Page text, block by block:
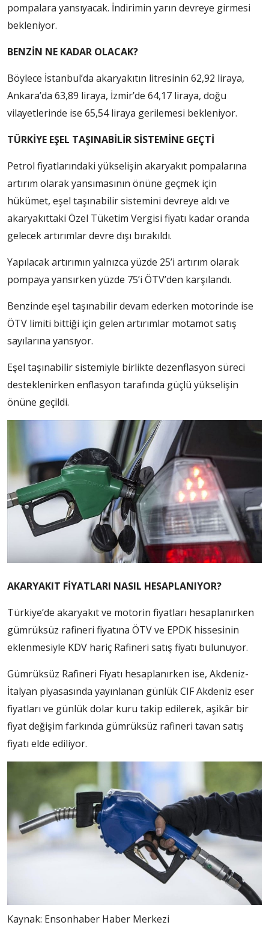
pompalara yansıyacak. İndirimin yarın devreye girmesi
bekleniyor.
BENZİN NE KADAR OLACAK?
Böylece İstanbul’da akaryakıtın litresinin 62,92 liraya,
Ankara’da 63,89 liraya, İzmir’de 64,17 liraya, doğu
vilayetlerinde ise 65,54 liraya gerilemesi bekleniyor.
TÜRKİYE EŞEL TAŞINABİLİR SİSTEMİNE GEÇTİ
Petrol fiyatlarındaki yükselişin akaryakıt pompalarına
artırım olarak yansımasının önüne geçmek için
hükümet, eşel taşınabilir sistemini devreye aldı ve
akaryakıttaki Özel Tüketim Vergisi fiyatı kadar oranda
gelecek artırımlar devre dışı bırakıldı.
Yapılacak artırımın yalnızca yüzde 25’i artırım olarak
pompaya yansırken yüzde 75’i ÖTV’den karşılandı.
Benzinde eşel taşınabilir devam ederken motorinde ise
ÖTV limiti bittiği için gelen artırımlar motamot satış
sayılarına yansıyor.
Eşel taşınabilir sistemiyle birlikte dezenflasyon süreci
desteklenirken enflasyon tarafında güçlü yükselişin
önüne geçildi.
AKARYAKIT FİYATLARI NASIL HESAPLANIYOR?
Türkiye’de akaryakıt ve motorin fiyatları hesaplanırken
gümrüksüz rafineri fiyatına ÖTV ve EPDK hissesinin
eklenmesiyle KDV hariç Rafineri satış fiyatı bulunuyor.
Gümrüksüz Rafineri Fiyatı hesaplanırken ise, Akdeniz-
İtalyan piyasasında yayınlanan günlük CIF Akdeniz eser
fiyatları ve günlük dolar kuru takip edilerek, aşikâr bir
fiyat değişim farkında gümrüksüz rafineri tavan satış
fiyatı elde ediliyor.
Kaynak: Ensonhaber Haber Merkezi